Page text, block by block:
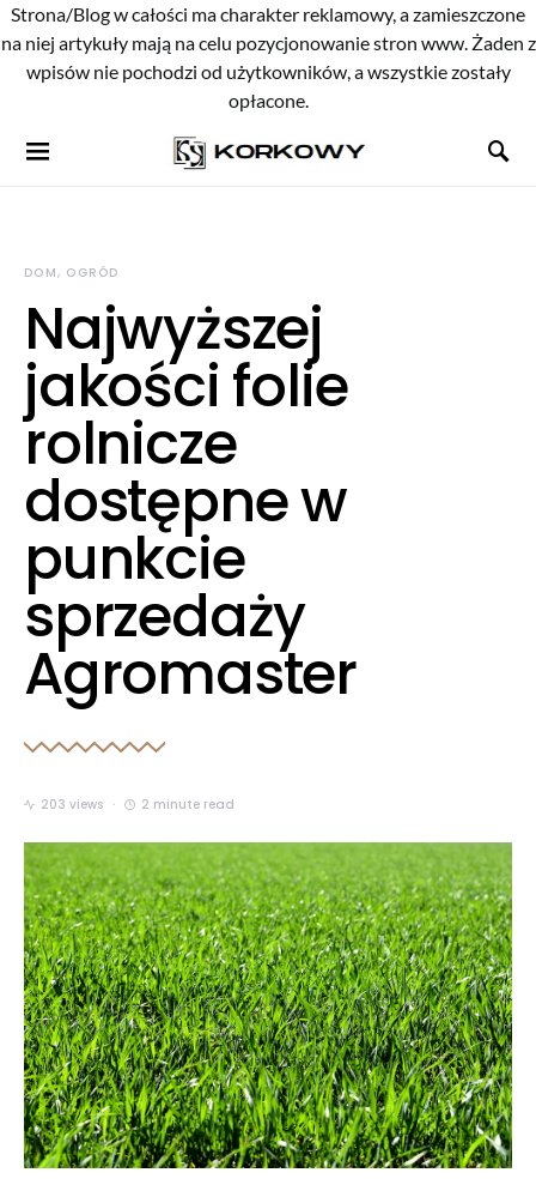
Strona/Blog w całości ma charakter reklamowy, a zamieszczone
na niej artykuły mają na celu pozycjonowanie stron www. Żaden z
wpisów nie pochodzi od użytkowników, a wszystkie zostały
opłacone.
DOM, OGRÓD
Najwyższej
jakości folie
rolnicze
dostępne w
punkcie
sprzedaży
Agromaster
203 views 2 minute read